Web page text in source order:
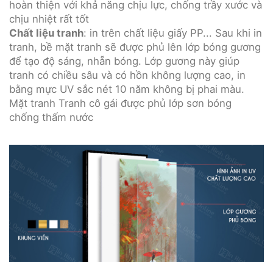
hoàn thiện với khả năng chịu lực, chống trầy xước và
chịu nhiệt rất tốt
Chất liệu tranh: in trên chất liệu giấy PP... Sau khi in
tranh, bề mặt tranh sẽ được phủ lên lớp bóng gương
để tạo độ sáng, nhẵn bóng. Lớp gương này giúp
tranh có chiều sâu và có hồn không lượng cao, in
bằng mực UV sắc nét 10 năm không bị phai màu.
Mặt tranh Tranh cô gái được phủ lớp sơn bóng
chống thấm nước